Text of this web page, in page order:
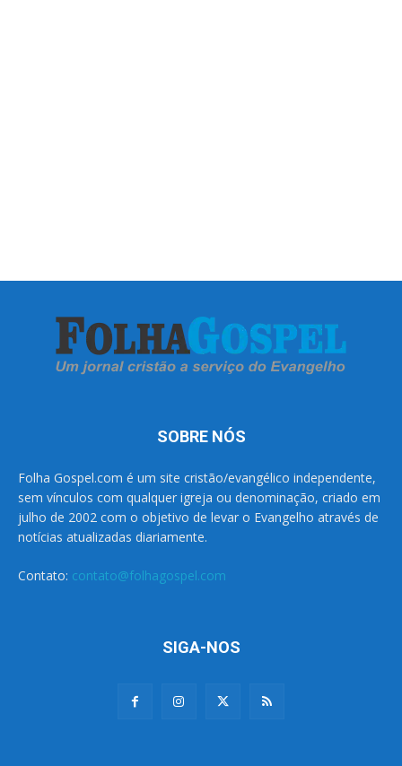
SOBRE NÓS
Folha Gospel.com é um site cristão/evangélico independente,
sem vínculos com qualquer igreja ou denominação, criado em
julho de 2002 com o objetivo de levar o Evangelho através de
notícias atualizadas diariamente.
Contato: contato@folhagospel.com
SIGA-NOS